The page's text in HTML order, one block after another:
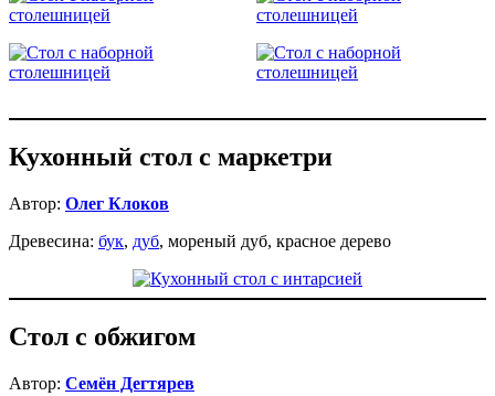
Кухонный стол с маркетри
Автор: Олег Клоков
Древесина: бук, дуб, мореный дуб, красное дерево
Стол с обжигом
Автор: Семён Дегтярев